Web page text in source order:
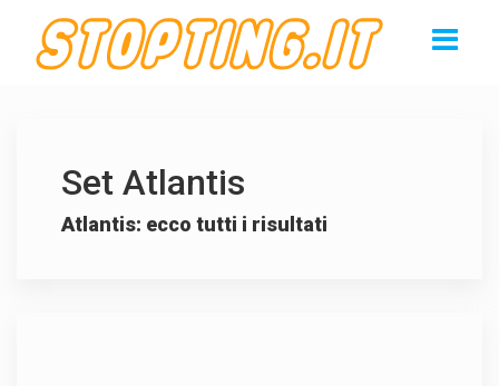
Set Atlantis
Atlantis: ecco tutti i risultati